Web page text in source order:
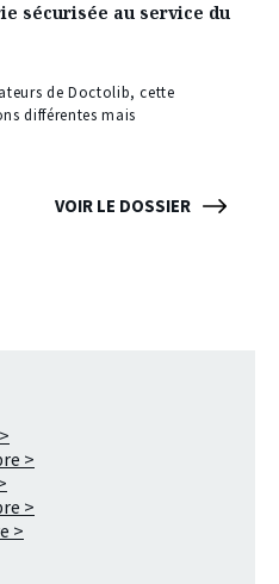
VOIR LE DOSSIER
sécurisée au service du
de Doctolib, cette
différentes mais
>
>
>